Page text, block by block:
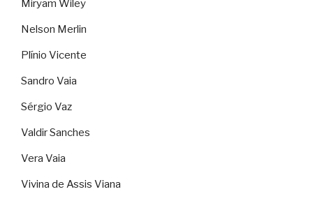
Miryam Wiley
Nelson Merlin
Plínio Vicente
Sandro Vaia
Sérgio Vaz
Valdir Sanches
Vera Vaia
Vivina de Assis Viana